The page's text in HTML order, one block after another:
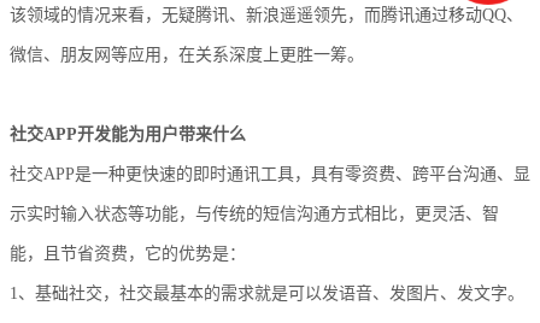
该领域的情况来看，无疑腾讯、新浪遥遥领先，而腾讯通过移动QQ、
微信、朋友网等应用，在关系深度上更胜一筹。
社交APP开发能为用户带来什么
社交APP是一种更快速的即时通讯工具，具有零资费、跨平台沟通、显
示实时输入状态等功能，与传统的短信沟通方式相比，更灵活、智
能，且节省资费，它的优势是：
1、基础社交，社交最基本的需求就是可以发语音、发图片、发文字。